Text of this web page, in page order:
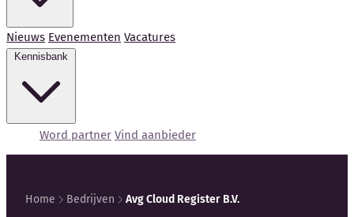
Nieuws Evenementen Vacatures
Word partner Vind aanbieder
Home Bedrijven Avg Cloud Register B.V.